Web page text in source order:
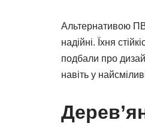
Альтернативою
надійні. Їхня
подбали про
навіть у